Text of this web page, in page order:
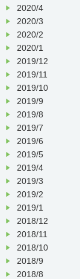
2020/4
2020/3
2020/2
2020/1
2019/12
2019/11
2019/10
2019/9
2019/8
2019/7
2019/6
2019/5
2019/4
2019/3
2019/2
2019/1
2018/12
2018/11
2018/10
2018/9
2018/8